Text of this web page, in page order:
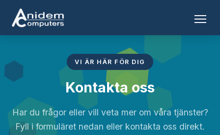
VI ÄR HÄR FÖR DIG
Kontakta oss
Har du frågor eller vill veta mer om våra tjänster?
Fyll i formuläret nedan eller kontakta oss direkt.